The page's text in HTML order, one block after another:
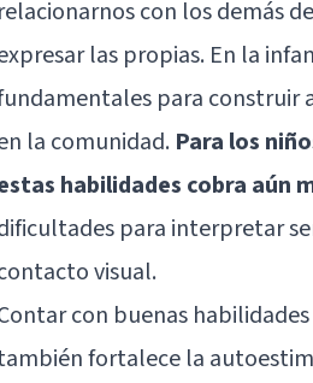
relacionarnos con los demás
las propias. En la
para construir
la comunidad. Para los
habilidades cobra aún
para interpretar
visual.
con buenas
fortalece la